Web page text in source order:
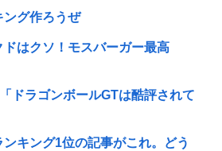
ング作ろうぜ
はクソ！モスバーガー最高
「ドラゴンボールGTは酷評されて
キング1位の記事がこれ。どう